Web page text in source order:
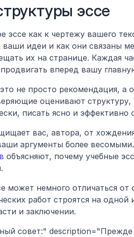
эссе
эссе как к чертежу вашего
ваши идеи и как они связаны
их на странице. Каждая
вперед вашу
не просто рекомендация, а
оценивают
писать ясно и эффективно
вас, автора, от
аргументы более
объясняют, почему учебные
может немного отличаться от
работ строятся на одной
и заключении.
совет:"